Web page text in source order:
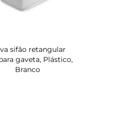
sifão retangular
gaveta, Plástico,
Branco